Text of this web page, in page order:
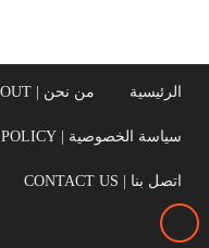
الرئيسية من نحن | ABOUT
سياسة الخصوصية | PRIVACY POLICY
اتصل بنا | CONTACT US